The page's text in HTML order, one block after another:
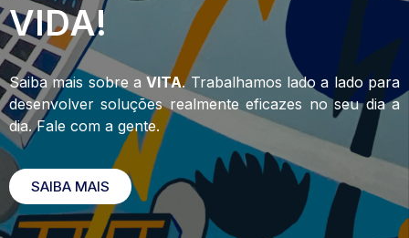
VIDA!
Saiba mais sobre aVITA. Trabalhamos lado a lado para
desenvolver soluções realmente eficazes no seu dia a
dia. Fale com a gente.
SAIBA MAIS